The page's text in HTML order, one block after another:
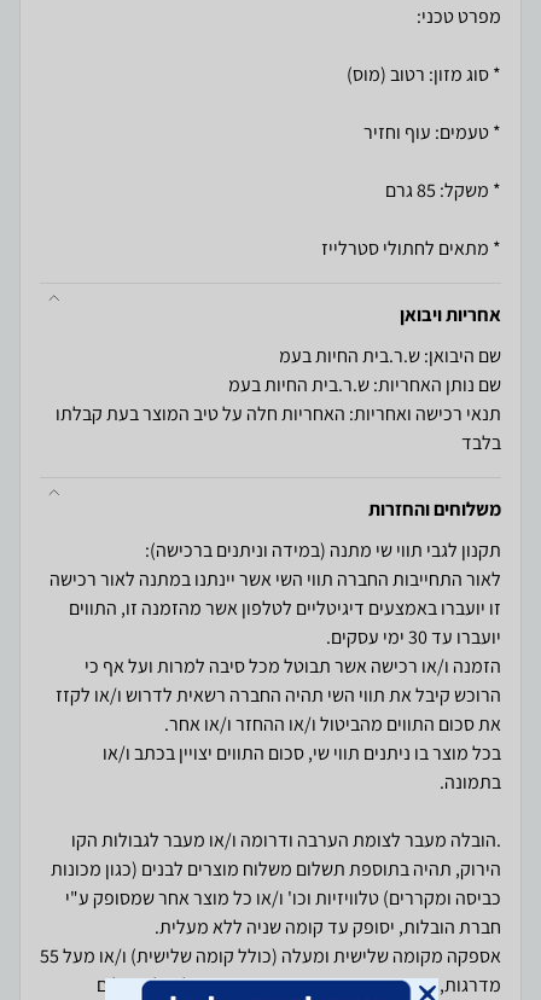
* מתאים לחתולי סטרלייז
אחריות ויבואן
שם היבואן: ש.ר.בית החיות בעמ
שם נותן האחריות: ש.ר.בית החיות בעמ
תנאי רכישה ואחריות: האחריות חלה על טיב המוצר בעת קבלתו
בלבד
משלוחים והחזרות
לאור התחייבות החברה תווי השי אשר יינתנו במתנה לאור רכישה
זו יועברו באמצעים דיגיטליים לטלפון אשר מהזמנה זו, התווים
הזמנה ו/או רכישה אשר תבוטל מכל סיבה למרות ועל אף כי
הרוכש קיבל את תווי השי תהיה החברה רשאית לדרוש ו/או לקזז
בכל מוצר בו ניתנים תווי שי, סכום התווים יצויין בכתב ו/או
.הובלה מעבר לצומת הערבה ודרומה ו/או מעבר לגבולות הקו
הירוק, תהיה בתוספת תשלום משלוח מוצרים לבנים (כגון מכונות
כביסה ומקררים) טלוויזיות וכו' ו/או כל מוצר אחר שמסופק ע"י
אספקה מקומה שלישית ומעלה (כולל קומה שלישית) ו/או מעל 55
מדרגות, הנמוך מבניהם, תידרש תוספת תשלום למובילים